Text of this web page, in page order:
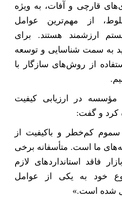
قارچی و آفات، به ویژه
از مهم‌ترین عوامل
ارزشمند هستند. برای
به سمت شناسایی و توسعه
از روش‌های سازگار با
.
در ارزیابی کیفیت
کرد و گفت:
سموم کم‌خطر و باکیفیت از
ما است. متأسفانه برخی
فاقد استانداردهای لازم
خود به یکی از عوامل
شده است.
»